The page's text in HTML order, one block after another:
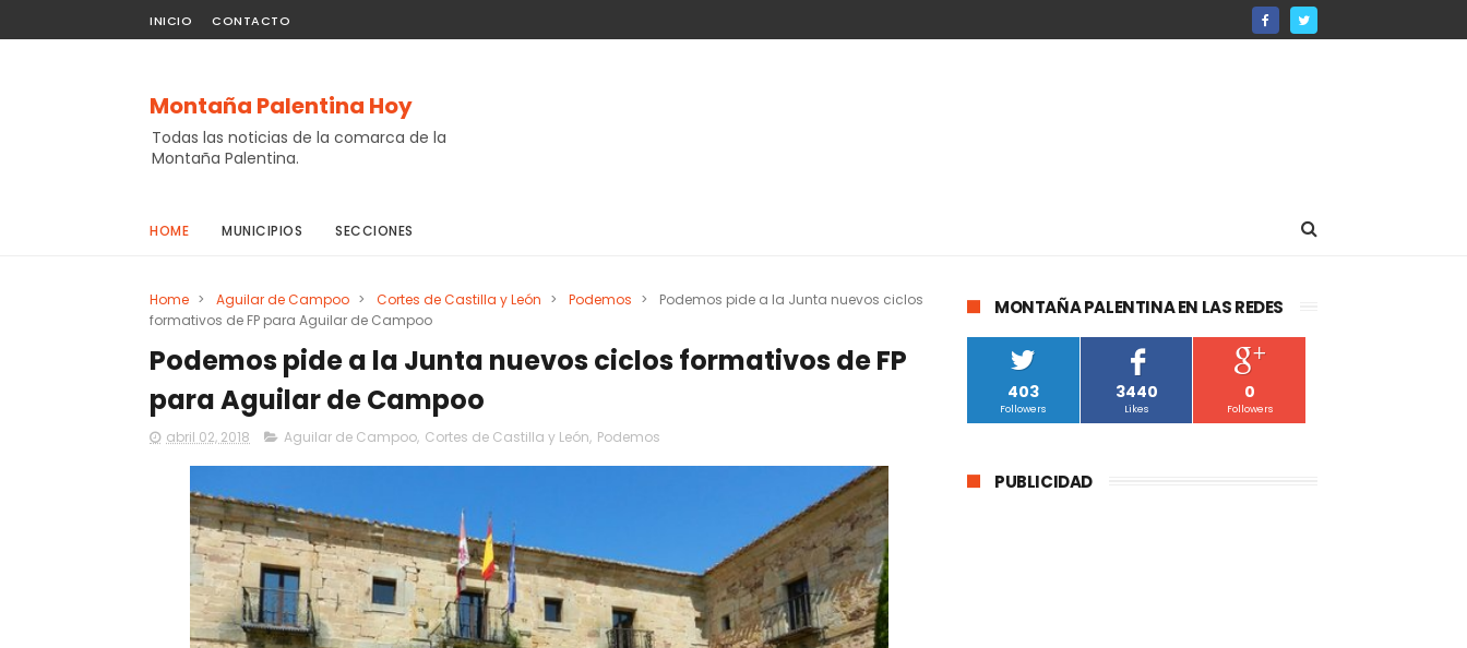
INICIO CONTACTO
Montaña Palentina Hoy
Todas las noticias de la comarca de la
Montaña Palentina.
HOME MUNICIPIOS SECCIONES
Home > Aguilar de Campoo > Cortes de Castilla y León > Podemos >
Podemos pide a la Junta nuevos ciclos
formativos de FP para Aguilar de Campoo
Podemos pide a la Junta nuevos ciclos formativos de FP
para Aguilar de Campoo
abril 02, 2018 Aguilar de Campoo, Cortes de Castilla y León, Podemos
MONTAÑA PALENTINA EN LAS REDES
403
Followers
3440
Likes
0
Followers
PUBLICIDAD